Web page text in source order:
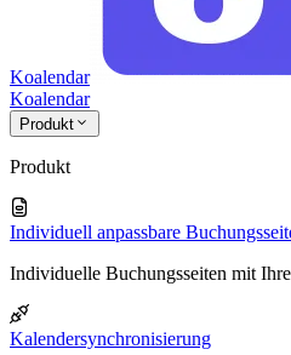
Koalendar
Koalendar
Produkt
Produkt
Individuell anpassbare
Individuelle Buchungsseiten mit
Kalendersynchronisierung